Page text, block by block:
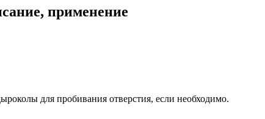
применение
для пробивания отверстия, если необходимо.